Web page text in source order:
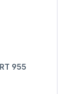
955